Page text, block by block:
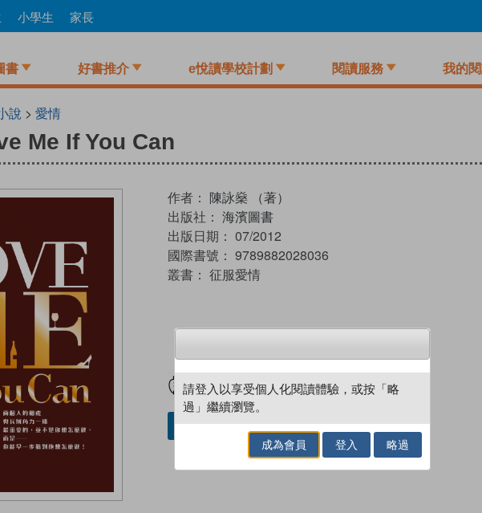
小學生 家長
書 好書推介 e悅讀學校計劃 閱讀服務 我的
說 > 愛情
Me If You Can
作者： 陳詠燊 （著）
出版社： 海濱圖書
出版日期： 07/2012
國際書號： 9789882028036
叢書： 征服愛情
試閲 加入閱讀紀錄
借閱實體書
請登入以享受個人化閱讀體驗，或按「略
過」繼續瀏覽。
成為會員 登入 略過